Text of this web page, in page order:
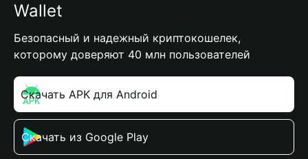
Wallet
Безопасный и надежный криптокошелек,
которому доверяют 40 млн пользователей
Скачать APK для Android
Скачать из Google Play